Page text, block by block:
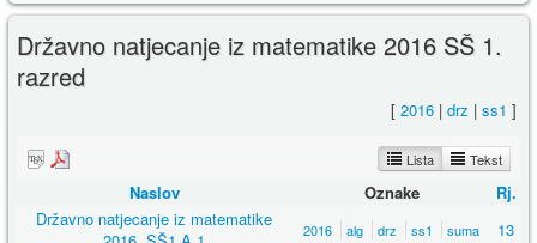
Državno natjecanje iz matematike 2016 SŠ 1.
razred
[ 2016 | drz | ss1 ]
Lista Tekst
Naslov Oznake
Rj.
Državno natjecanje iz matematike
2016 alg drz ss1 suma 13